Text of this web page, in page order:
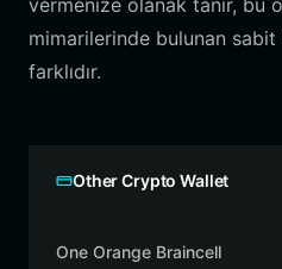
vermenize olanak tanır, bu
mimarilerinde bulunan sabit
farklıdır.
Other Crypto Wallet
One Orange Braincell